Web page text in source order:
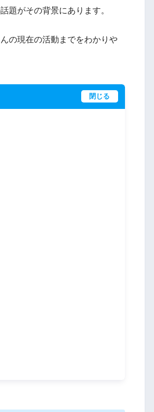
題がその背景にあります。
の現在の活動までをわかりや
閉じる